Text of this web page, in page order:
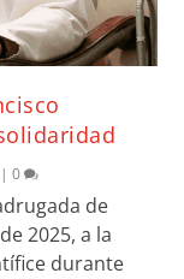
|0
de
2025, a la
durante